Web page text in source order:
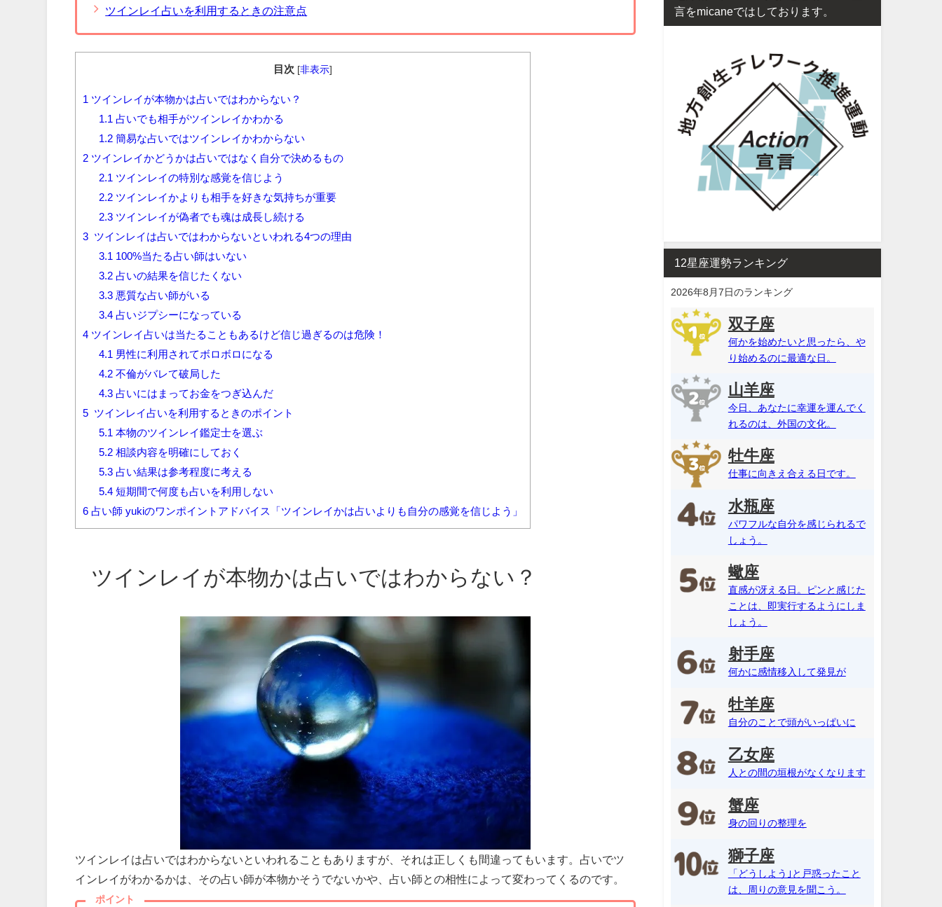
ツインレイ占いを利用するときの注意点
目次 [非表示]
1 ツインレイが本物かは占いではわからない？
1.1 占いでも相手がツインレイかわかる
1.2 簡易な占いではツインレイかわからない
2 ツインレイかどうかは占いではなく自分で決めるもの
2.1 ツインレイの特別な感覚を信じよう
2.2 ツインレイかよりも相手を好きな気持ちが重要
2.3 ツインレイが偽者でも魂は成長し続ける
3 ツインレイは占いではわからないといわれる4つの理由
3.1 100%当たる占い師はいない
3.2 占いの結果を信じたくない
3.3 悪質な占い師がいる
3.4 占いジプシーになっている
4 ツインレイ占いは当たることもあるけど信じ過ぎるのは危険！
4.1 男性に利用されてボロボロになる
4.2 不倫がバレて破局した
4.3 占いにはまってお金をつぎ込んだ
5 ツインレイ占いを利用するときのポイント
5.1 本物のツインレイ鑑定士を選ぶ
5.2 相談内容を明確にしておく
5.3 占い結果は参考程度に考える
5.4 短期間で何度も占いを利用しない
6 占い師 yukiのワンポイントアドバイス「ツインレイかは占いよりも自分の感覚を信じよう」
ツインレイが本物かは占いではわからない？
ツインレイは占いではわからないといわれることもありますが、それは正しくも間違ってもいます。占いでツ
インレイがわかるかは、その占い師が本物かそうでないかや、占い師との相性によって変わってくるのです。
ポイント
言をmicaneではしております。
12星座運勢ランキング
2026年8月7日のランキング
双子座
何かを始めたいと思ったら、や
り始めるのに最適な日。
山羊座
今日、あなたに幸運を運んでく
れるのは、外国の文化。
牡牛座
仕事に向きえ合える日です。
水瓶座
パワフルな自分を感じられるで
しょう。
蠍座
直感が冴える日。ピンと感じた
ことは、即実行するようにしま
しょう。
射手座
何かに感情移入して発見が
牡羊座
自分のことで頭がいっぱいに
乙女座
人との間の垣根がなくなります
蟹座
身の回りの整理を
獅子座
「どうしよう｣と戸惑ったこと
は、周りの意見を聞こう。